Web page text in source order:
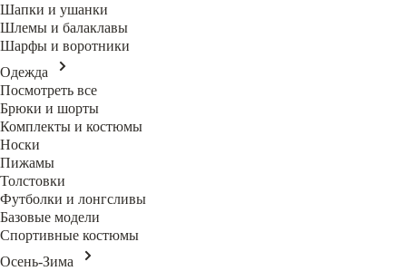
Шапки и ушанки
Шлемы и балаклавы
Шарфы и воротники
Одежда
Посмотреть все
Брюки и шорты
Комплекты и костюмы
Носки
Пижамы
Толстовки
Футболки и лонгсливы
Базовые модели
Спортивные костюмы
Осень-Зима